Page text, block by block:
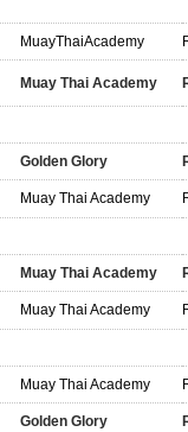
MuayThaiAcademy
Muay Thai Academy
Golden Glory
Muay Thai Academy
Muay Thai Academy
Muay Thai Academy
Muay Thai Academy
Golden Glory